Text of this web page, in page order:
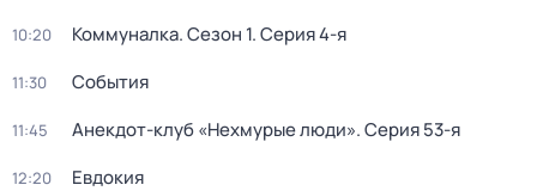
10:20 Коммуналка. Сезон 1. Серия 4-я
11:30 События
11:45 Анекдот-клуб «Нехмурые люди». Серия 53-я
12:20 Евдокия